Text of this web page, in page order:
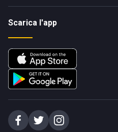
Scarica l'app